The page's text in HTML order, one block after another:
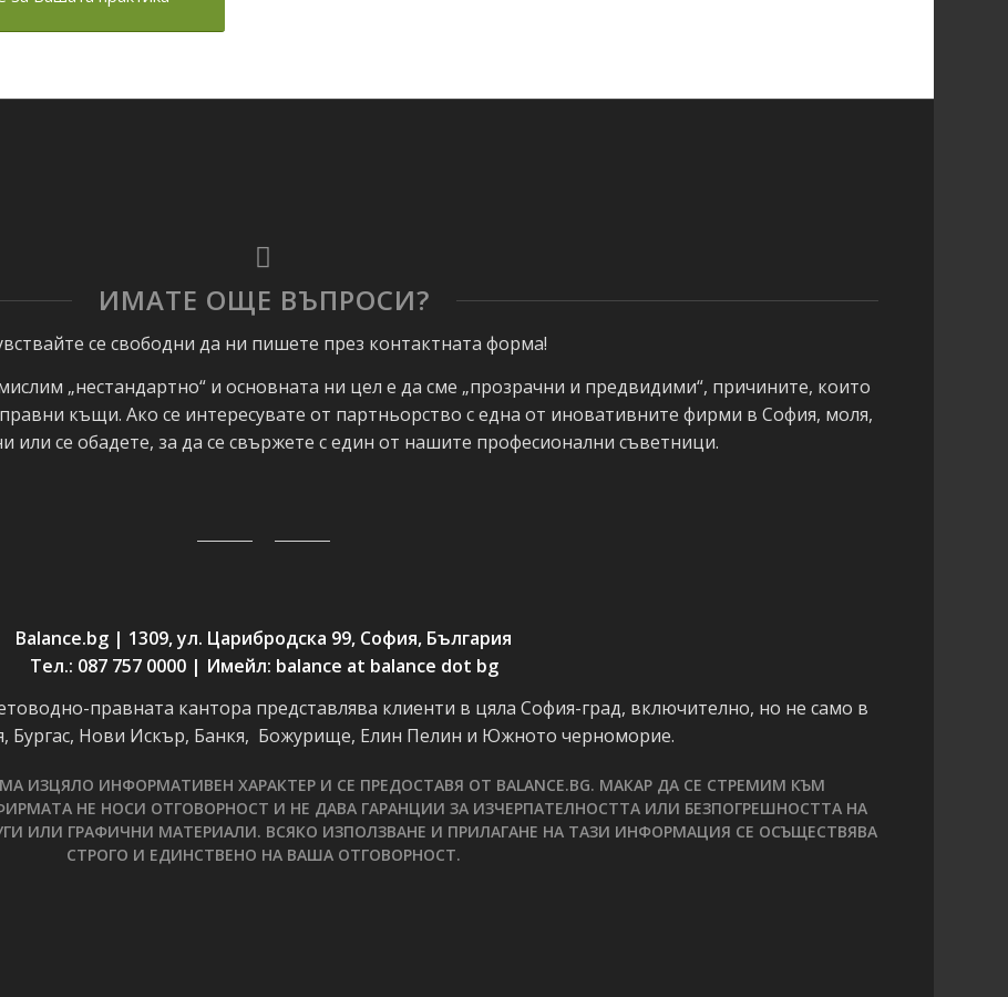
ИМАТЕ ОЩЕ ВЪПРОСИ?
се свободни да ни пишете през контактната форма!
„нестандартно“ и основната ни цел е да сме „прозрачни и предвидими“, причините, които
къщи. Ако се интересувате от партньорство с една от иновативните фирми в София, моля,
или се обадете, за да се свържете с един от нашите професионални съветници.
Balance.bg | 1309, ул. Царибродска 99, София, България
Тел.: 087 757 0000 | Имейл: balance at balance dot bg
правната кантора представлява клиенти в цяла София-град, включително, но не само в
Бургас, Нови Искър, Банкя, Божурище, Елин Пелин и Южното черноморие.
ИЗЦЯЛО ИНФОРМАТИВЕН ХАРАКТЕР И СЕ ПРЕДОСТАВЯ ОТ BALANCE.BG. МАКАР ДА СЕ СТРЕМИМ КЪМ
НЕ НОСИ ОТГОВОРНОСТ И НЕ ДАВА ГАРАНЦИИ ЗА ИЗЧЕРПАТЕЛНОСТТА ИЛИ БЕЗПОГРЕШНОСТТА НА
ИЛИ ГРАФИЧНИ МАТЕРИАЛИ. ВСЯКО ИЗПОЛЗВАНЕ И ПРИЛАГАНЕ НА ТАЗИ ИНФОРМАЦИЯ СЕ ОСЪЩЕСТВЯВА
СТРОГО И ЕДИНСТВЕНО НА ВАША ОТГОВОРНОСТ.